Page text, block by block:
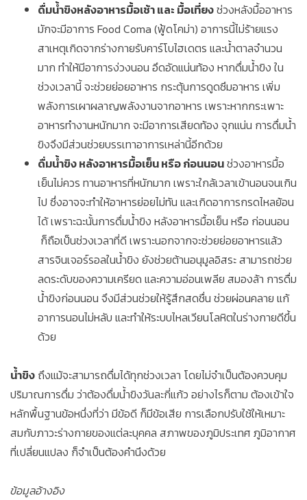
ดื่มน้ำขิงหลังอาหารมื้อเช้า และ มื้อเที่ยงช่วงหลังมื้ออาหาร
มักจะมีอาการ Food Coma (ฟู้ดโคม่า) อาการนี้ไม่ร้ายแรง
สาเหตุเกิดจากร่างกายรับคาร์โบไฮเดตร และน้ำตาลจำนวน
มาก ทำให้มีอาการง่วงนอน อึดอัดแน่นท้อง หากดื่มน้ำขิง ใน
ช่วงเวลานี้ จะช่วยย่อยอาหาร กระตุ้นการดูดซึมอาหาร เพิ่ม
พลังการเผาผลาญพลังงานจากอาหาร เพราะหากกระเพาะ
อาหารทำงานหนักมาก จะมีอาการเสียดท้อง จุกแน่น การดื่มน้ำ
ขิงจึงมีส่วนช่วยบรรเทาอาการเหล่านี้อีกด้วย
ดื่มน้ำขิง หลังอาหารมื้อเย็น หรือ ก่อนนอนช่วงอาหารมื้อ
เย็นไม่ควร ทานอาหารที่หนักมาก เพราะใกล้เวลาเข้านอนจนเกิน
ไป ซึ่งอาจจะทำให้อาหารย่อยไม่ทัน และเกิดอาการกรดไหลย้อน
ได้ เพราะฉะนั้นการดื่มน้ำขิง หลังอาหารมื้อเย็น หรือ ก่อนนอน
ก็ถือเป็นช่วงเวลาที่ดี เพราะนอกจากจะช่วยย่อยอาหารแล้ว
สารจินเจอร์รอลในน้ำขิง ยังช่วยต้านอนุมูลอิสระ สามารถช่วย
ลดระดับของความเครียด และความอ่อนเพลีย สมองล้า การดื่ม
น้ำขิงก่อนนอน จึงมีส่วนช่วยให้รู้สึกสดชื่น ช่วยผ่อนคลาย แก้
อาการนอนไม่หลับ และทำให้ระบบไหลเวียนโลหิตในร่างกายดีขึ้น
ด้วย
น้ำขิง ถึงแม้จะสามารถดื่มได้ทุกช่วงเวลา โดยไม่จำเป็นต้องควบคุม
ปริมาณการดื่ม ว่าต้องดื่มน้ำขิงวันละกี่แก้ว อย่างไรก็ตาม ต้องเข้าใจ
หลักพื้นฐานข้อหนึ่งที่ว่า มีข้อดี ก็มีข้อเสีย การเลือกปรับใช้ให้เหมาะ
สมกับภาวะร่างกายของแต่ละบุคคล สภาพของภูมิประเทศ ภูมิอากาศ
ที่เปลี่ยนแปลง ก็จำเป็นต้องคำนึงด้วย
ข้อมูลอ้างอิง